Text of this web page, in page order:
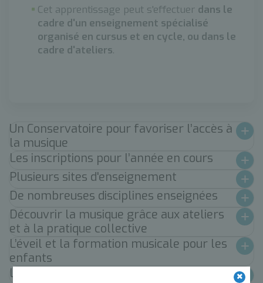
Cet apprentissage peut s'effectuer dans le
cadre d'un enseignement spécialisé
organisé en cursus et en cycle, ou dans le
cadre d'ateliers.
Un Conservatoire pour favoriser l’accès à
la musique
Les inscriptions pour l’année en cours
Plusieurs sites d'enseignement
De nombreuses disciplines enseignées
Découvrir la musique grâce aux ateliers
et à la pratique collective
L’éveil et la formation musicale pour les
enfants
Les professeurs du Conservatoire